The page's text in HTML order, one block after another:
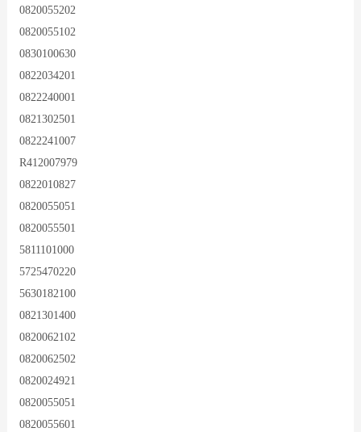
0820055202
0820055102
0830100630
0822034201
0822240001
0821302501
0822241007
R412007979
0822010827
0820055051
0820055501
5811101000
5725470220
5630182100
0821301400
0820062102
0820062502
0820024921
0820055051
0820055601